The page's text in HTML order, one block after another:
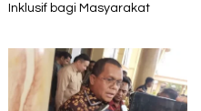
Inklusif bagi Masyarakat